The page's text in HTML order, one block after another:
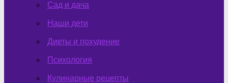
Сад и дача
Наши дети
Диеты и похудение
Психология
Кулинарные рецепты